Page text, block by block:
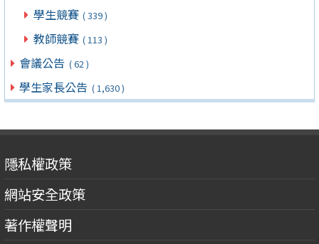
學生競賽 ( 339 )
教師競賽 ( 113 )
會議公告 ( 62 )
學生家長公告 ( 1,630 )
隱私權政策
網站安全政策
著作權聲明